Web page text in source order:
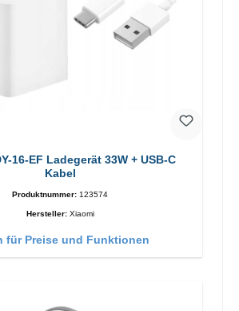
16-EF Ladegerät 33W + USB-C
Kabel
Produktnummer: 123574
Hersteller: Xiaomi
für Preise und Funktionen